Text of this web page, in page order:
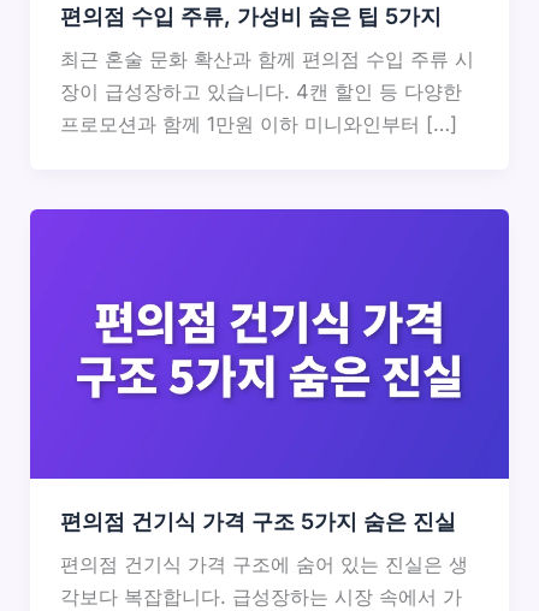
편의점 수입 주류, 가성비 숨은 팁 5가지
최근 혼술 문화 확산과 함께 편의점 수입 주류 시
장이 급성장하고 있습니다. 4캔 할인 등 다양한
프로모션과 함께 1만원 이하 미니와인부터 […]
편의점 건기식 가격 구조 5가지 숨은 진실
편의점 건기식 가격 구조에 숨어 있는 진실은 생
각보다 복잡합니다. 급성장하는 시장 속에서 가